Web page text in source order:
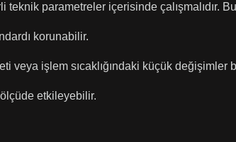
teknik parametreler içerisinde çalışmalıdır.
korunabilir.
veya işlem sıcaklığındaki küçük değişimler
ölçüde etkileyebilir.